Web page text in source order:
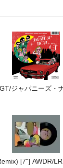
ジャパニーズ・
[7"] AWDR/